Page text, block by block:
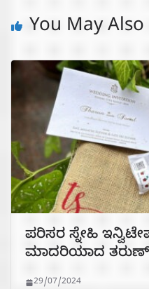
You May
ಪರಿಸರ ಸ್ನೇಹಿ
ಮಾದರಿಯಾದ
29/07/2024